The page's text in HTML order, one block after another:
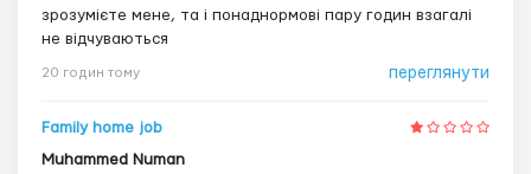
зрозумієте мене, та і понаднормові пару годин взагалі
не відчуваються
20 годин тому переглянути
Family home job
Muhammed Numan